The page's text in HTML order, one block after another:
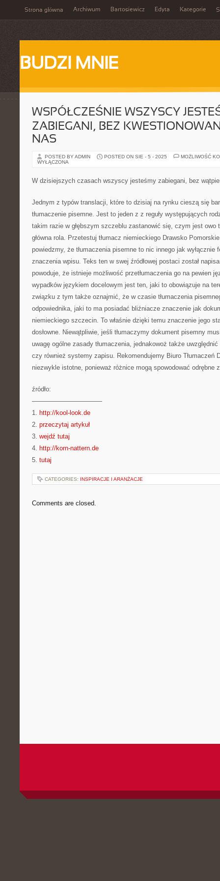
Strona główna Archiwum Bartosiewicz Edyta Kategorie
BUDZI MNIE
WSPÓŁCZEŚNIE WSZYSCY
ZABIEGANI, BEZ
NAS
POSTED BY ADMIN POSTED ON SIE - 5 - 2025
MOŻLIWOŚĆ
WYŁĄCZONA
W dzisiejszych czasach wszyscy jesteśmy zabiegani, bez
Jednym z typów translacji, które to dzisiaj na rynku cieszą się
tłumaczenie pisemne. Jest to jeden z z reguły występujących
takim razie w głębszym szczeblu zastanowić się, czym jest owo
główna rola. Przetestuj tłumacz niemieckiego Drawsko
powiedzmy, że tłumaczenia pisemne to nic innego jak wyłącznie
znaczenia wpisu. Teks ten w swej źródłowej postaci został
powoduje, że istnieje możliwość przetłumaczenia go na pewien
wypadków językiem docelowym jest ten, jaki to obowiązuje na
związku z tym także oznajmić, że w czasie tłumaczenia
odpowiednika, jaki to ma posiadać bliźniacze znaczenie jak
niemieckiego szczecin. To właśnie dzięki temu znaczenie jego
dosłowne. Niewątpliwie, jeśli tłumaczymy dokument pisemny
uwagę ogólne zasady tłumaczenia, jednakowoż także
czy również systemy zapisu. Rekomendujemy Biuro Tłumaczeń
niezwykle istotne, ponieważ różnice mogą spowodować odrębne
źródło:
———————————
1. http://kool-look.de
2. przeczytaj artykuł
3. wejdź tutaj
4. http://korn-nattern.de
5. tutaj
CATEGORIES: INSPIRACJE I ARANŻACJE
Comments are closed.